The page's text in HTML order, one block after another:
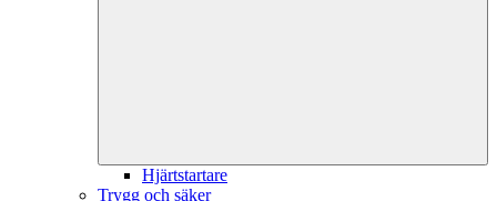
Hjärtstartare
Trygg och säker